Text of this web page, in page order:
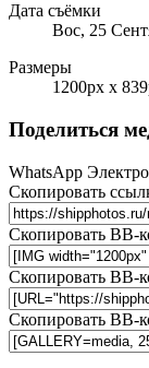
Дата съёмки
Вос, 25
Размеры
1200px x
Поделиться
WhatsApp
Скопировать
Скопировать BB-
Скопировать BB-
Скопировать BB-